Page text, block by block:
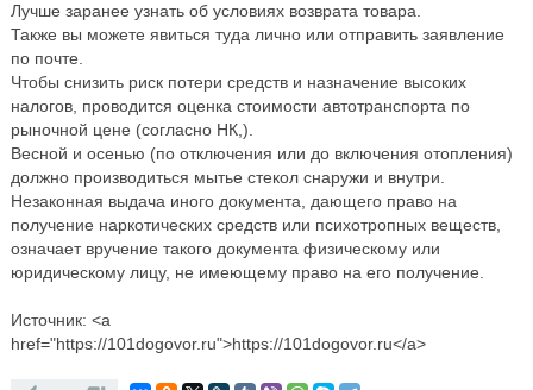
Лучше заранее узнать об условиях возврата товара.
Также вы можете явиться туда лично или отправить заявление
по почте.
Чтобы снизить риск потери средств и назначение высоких
налогов, проводится оценка стоимости автотранспорта по
рыночной цене (согласно НК,).
Весной и осенью (по отключения или до включения отопления)
должно производиться мытье стекол снаружи и внутри.
Незаконная выдача иного документа, дающего право на
получение наркотических средств или психотропных веществ,
означает вручение такого документа физическому или
юридическому лицу, не имеющему право на его получение.
Источник: <a
href="https://101dogovor.ru">https://101dogovor.ru</a>